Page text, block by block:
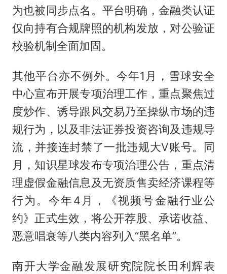
为也被同步点名。平台明确，金融类认证
仅向持有合规牌照的机构发放，对公验证
校验机制全面加固。
其他平台亦不例外。今年1月，雪球安全
中心宣布开展专项治理工作，重点聚焦过
度炒作、诱导跟风交易乃至操纵市场的违
规行为，以及非法证券投资咨询及违规导
流，并接连封禁了一批违规大V账号。同
月，知识星球发布专项治理公告，重点清
理虚假金融信息及无资质售卖经济课程等
行为。今年4月，《视频号金融行业公
约》正式生效，将公开荐股、承诺收益、
恶意唱衰等八类内容列入“黑名单”。
南开大学金融发展研究院院长田利辉表